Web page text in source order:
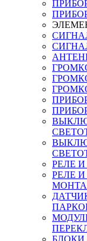
РЕЛЕ
РЕЛЕ